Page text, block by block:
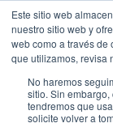
Este sitio web
nuestro sitio web y
web como a través de
que utilizamos, revisa
No haremos
sitio. Sin
tendremos que
solicite volver a